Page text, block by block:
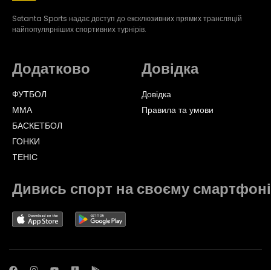
Setanta Sports надає доступ до ексклюзивних прямих трансляцій
найпопулярніших спортивних турнірів.
Додатково
ФУТБОЛ
ММА
БАСКЕТБОЛ
ГОНКИ
TЕНІС
Довідка
Довідка
Правила та умови
Дивись спорт на своєму смартфоні